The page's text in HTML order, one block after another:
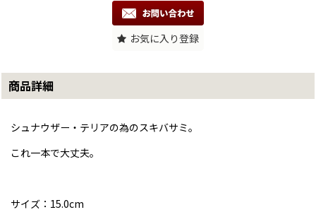
お気に入り登録
商品詳細
シュナウザー・テリアの為のスキバサミ。
これ一本で大丈夫。
サイズ：15.0cm